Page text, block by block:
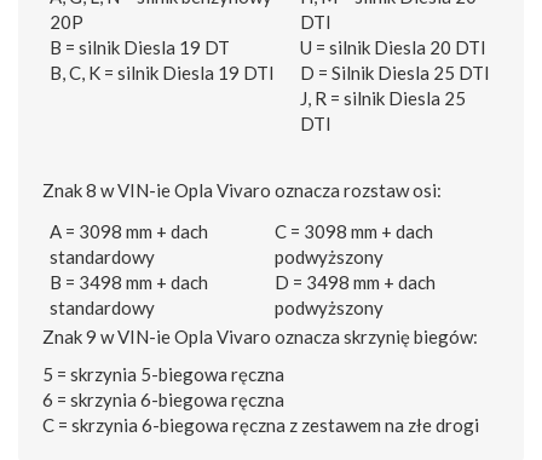
20P
B = silnik Diesla 19 DT
B, C, K = silnik Diesla 19 DTI
DTI
U = silnik Diesla 20 DTI
D = Silnik Diesla 25 DTI
J, R = silnik Diesla 25
DTI
Znak 8 w VIN-ie Opla Vivaro oznacza rozstaw osi:
A = 3098 mm + dach
standardowy
B = 3498 mm + dach
standardowy
C = 3098 mm + dach
podwyższony
D = 3498 mm + dach
podwyższony
Znak 9 w VIN-ie Opla Vivaro oznacza skrzynię biegów:
5 = skrzynia 5-biegowa ręczna
6 = skrzynia 6-biegowa ręczna
C = skrzynia 6-biegowa ręczna z zestawem na złe drogi